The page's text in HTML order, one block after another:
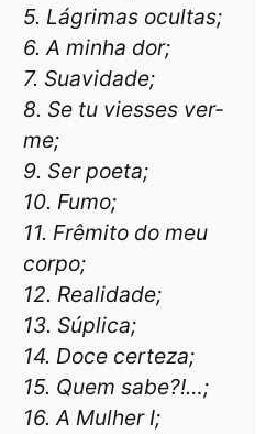
5. Lágrimas ocultas;
6. A minha dor;
7. Suavidade;
8. Se tu viesses ver-
me;
9. Ser poeta;
10. Fumo;
11. Frêmito do meu
corpo;
12. Realidade;
13. Súplica;
14. Doce certeza;
15. Quem sabe?!…;
16. A Mulher I;